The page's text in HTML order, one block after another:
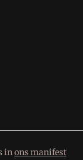
inons manifest